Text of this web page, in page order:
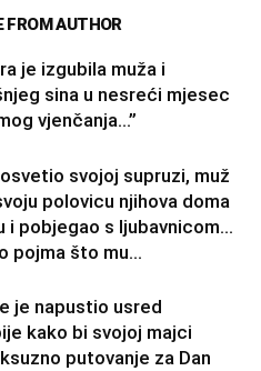
FROM AUTHOR
je izgubila muža i
sina u nesreći mjesec
vjenčanja…”
svojoj supruzi, muž
polovicu njihova doma
i pobjegao s ljubavnicom…
pojma što mu...
je napustio usred
kako bi svojoj majci
putovanje za Dan